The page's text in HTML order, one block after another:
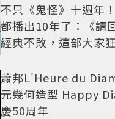
不只《鬼怪》十週年
都播出10年了：《請
經典不敗，這部大家
蕭邦L'Heure du
元幾何造型 Happy
慶50周年